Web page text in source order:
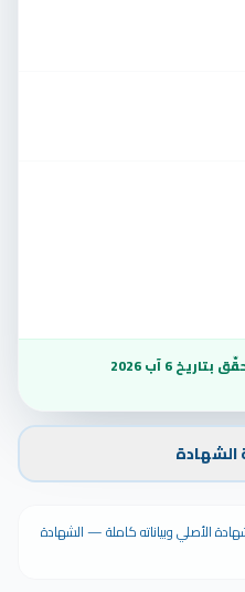
بتاريخ6 آب 2026
تحمل رقم الشهادة الأصلي وبياناته كاملة — الشهادة